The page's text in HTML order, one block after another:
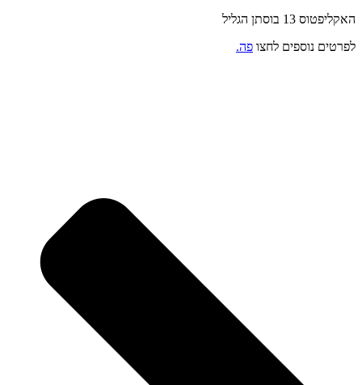
האקליפטוס 13 בוסתן הגליל
לפרטים נוספים לחצו פה.